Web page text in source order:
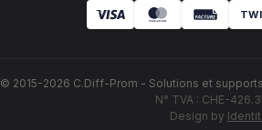
© 2015-2026 C.Diff-Prom - Solutions et
N° TVA : CHE-
Design by